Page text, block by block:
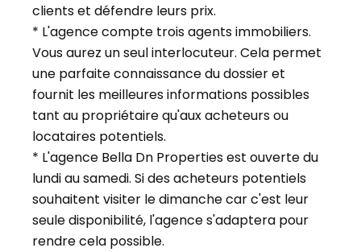
clients et défendre leurs prix.
* L'agence compte trois agents immobiliers.
Vous aurez un seul interlocuteur. Cela permet
une parfaite connaissance du dossier et
fournit les meilleures informations possibles
tant au propriétaire qu'aux acheteurs ou
locataires potentiels.
* L'agence Bella Dn Properties est ouverte du
lundi au samedi. Si des acheteurs potentiels
souhaitent visiter le dimanche car c'est leur
seule disponibilité, l'agence s'adaptera pour
rendre cela possible.